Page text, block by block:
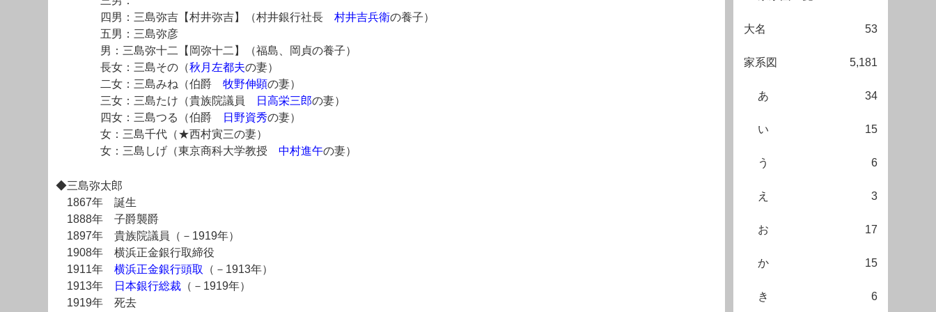
四男：三島弥吉【村井弥吉】（村井銀行社長 村井吉兵衛の養子）
五男：三島弥彦
男：三島弥十二【岡弥十二】（福島、岡貞の養子）
長女：三島その（秋月左都夫の妻）
二女：三島みね（伯爵 牧野伸顕の妻）
三女：三島たけ（貴族院議員
日高栄三郎の妻）
四女：三島つる（伯爵
日野資秀の妻）
女：三島千代（★西村寅三の妻）
女：三島しげ（東京商科大学教授 中村進午の妻）
◆三島弥太郎
1867年 誕生
1888年 子爵襲爵
1897年 貴族院議員（－1919年）
1908年 横浜正金銀行取締役
1911年 横浜正金銀行頭取
（－1913年）
1913年
日本銀行総裁 （－1919年）
1919年 死去
大名 53
家系図 5,181
あ 34
い 15
う 6
え 3
お 17
か 15
き 6